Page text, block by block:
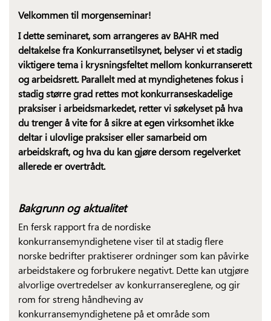
Velkommen til morgenseminar!
I dette seminaret, som arrangeres av BAHR med
deltakelse fra Konkurransetilsynet, belyser vi et stadig
viktigere tema i krysningsfeltet mellom konkurranserett
og arbeidsrett. Parallelt med at myndighetenes fokus i
stadig større grad rettes mot konkurranseskadelige
praksiser i arbeidsmarkedet, retter vi søkelyset på hva
du trenger å vite for å sikre at egen virksomhet ikke
deltar i ulovlige praksiser eller samarbeid om
arbeidskraft, og hva du kan gjøre dersom regelverket
allerede er overtrådt.
Bakgrunn og aktualitet
En fersk rapport fra de nordiske
konkurransemyndighetene viser til at stadig flere
norske bedrifter praktiserer ordninger som kan påvirke
arbeidstakere og forbrukere negativt. Dette kan utgjøre
alvorlige overtredelser av konkurransereglene, og gir
rom for streng håndheving av
konkurransemyndighetene på et område som